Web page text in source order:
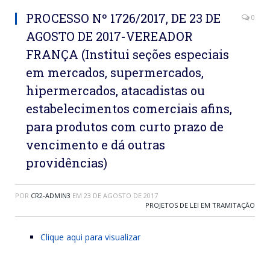
PROCESSO Nº 1726/2017, DE 23 DE
AGOSTO DE 2017-VEREADOR
FRANÇA (Institui seções especiais
em mercados, supermercados,
hipermercados, atacadistas ou
estabelecimentos comerciais afins,
para produtos com curto prazo de
vencimento e dá outras
providências)
0
POR CR2-ADMIN3 EM 23 DE AGOSTO DE 2017
PROJETOS DE LEI EM TRAMITAÇÃO
Clique aqui para visualizar